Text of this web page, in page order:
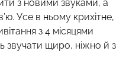
з новими звуками, а
Усе в ньому крихітне,
з 4 місяцями
звучати щиро, ніжно й з